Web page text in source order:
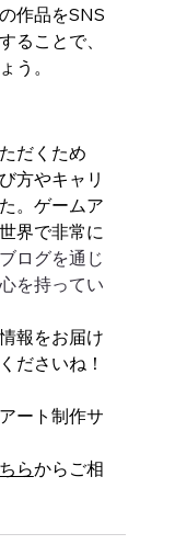
作品をSNS
ることで、
う。
だくため
方やキャリ
。ゲームア
界で非常に
ログを通じ
を持ってい
報をお届け
ださいね！
ート制作サ
らからご相